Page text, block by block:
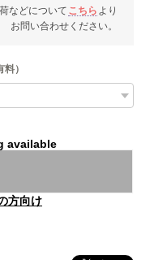
などについて こちら より
お問い合わせください。
）
available
方向け